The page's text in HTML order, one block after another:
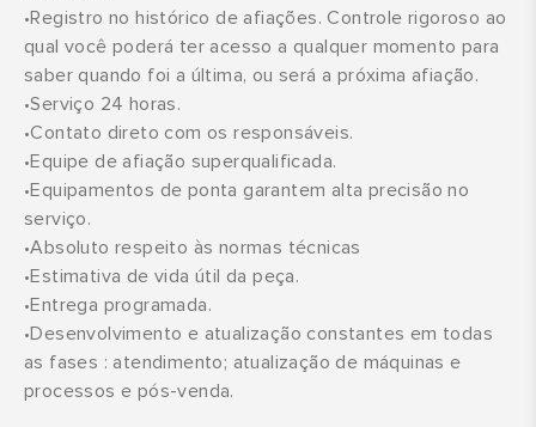
•Registro no histórico de afiações. Controle rigoroso ao
qual você poderá ter acesso a qualquer momento para
saber quando foi a última, ou será a próxima afiação.
•Serviço 24 horas.
•Contato direto com os responsáveis.
•Equipe de afiação superqualificada.
•Equipamentos de ponta garantem alta precisão no
serviço.
•Absoluto respeito às normas técnicas
•Estimativa de vida útil da peça.
•Entrega programada.
•Desenvolvimento e atualização constantes em todas
as fases : atendimento; atualização de máquinas e
processos e pós-venda.